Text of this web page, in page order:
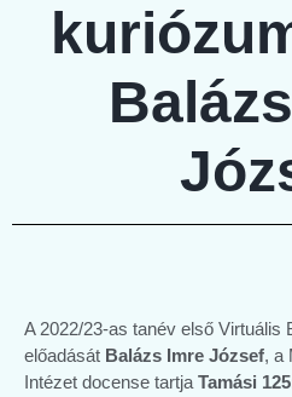
A 2022/23-as tanév első Virtuális
előadását Balázs Imre József, a
Intézet docense tartja Tamási